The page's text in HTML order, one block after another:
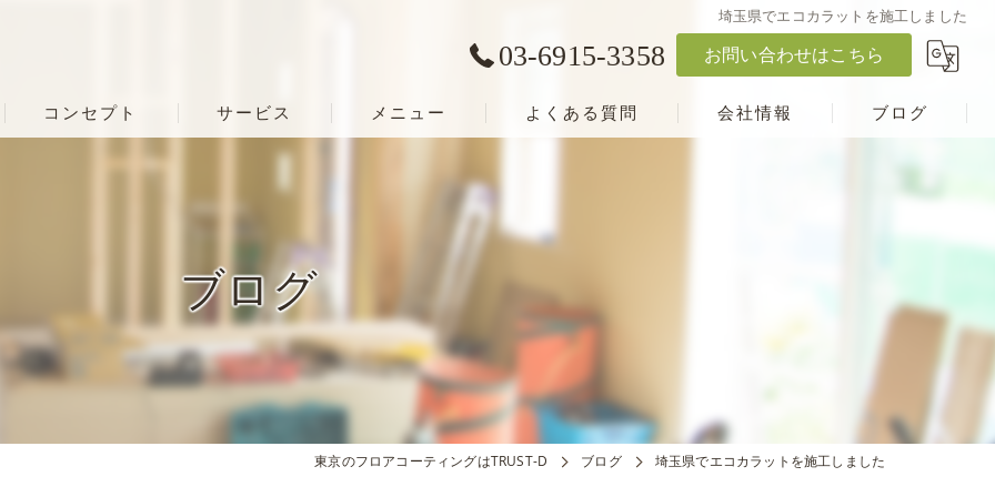
埼玉県でエコカラットを施工しました
03-6915-3358 お問い合わせはこちら
コンセプト サービス メニュー よくある質問 会社情報 ブログ
ブログ
東京のフロアコーティングはTRUST-D ブログ 埼玉県でエコカラットを施工しました